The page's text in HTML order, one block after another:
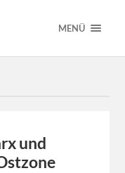
MENÜ
und